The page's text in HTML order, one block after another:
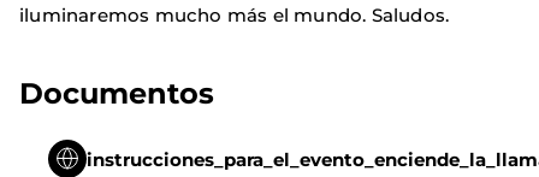
iluminaremos mucho más el mundo. Saludos.
Documentos